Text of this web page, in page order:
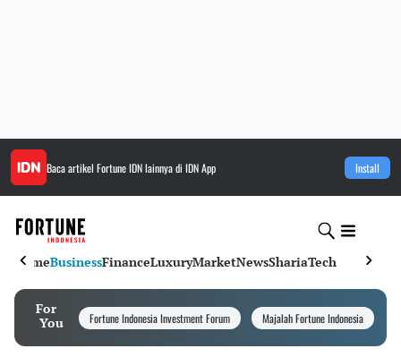
Baca artikel Fortune IDNlainnya di IDN App Install
HomeBusinessFinanceLuxuryMarketNewsShariaTech
For
You
Fortune Indonesia Investment Forum Majalah Fortune Indonesia